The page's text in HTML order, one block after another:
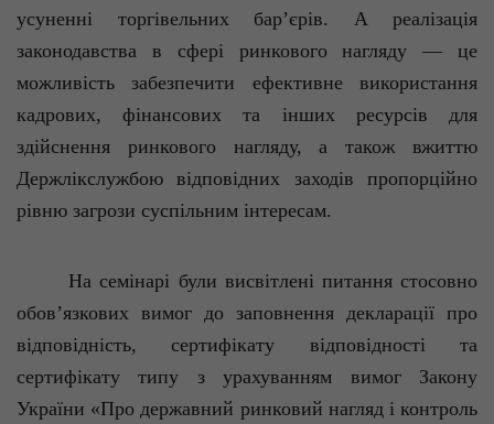
усуненні торгівельних бар’єрів. А реалізація
законодавства в сфері ринкового нагляду — це
можливість забезпечити ефективне використання
кадрових, фінансових та інших ресурсів для
здійснення ринкового нагляду, а також вжиттю
Держлікслужбою відповідних заходів пропорційно
рівню загрози суспільним інтересам.
На семінарі були висвітлені питання стосовно
обов’язкових вимог до заповнення декларації про
відповідність, сертифікату відповідності та
сертифікату типу з урахуванням вимог Закону
України «Про державний ринковий нагляд і контроль